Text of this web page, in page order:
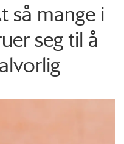
så mange i
seg til å